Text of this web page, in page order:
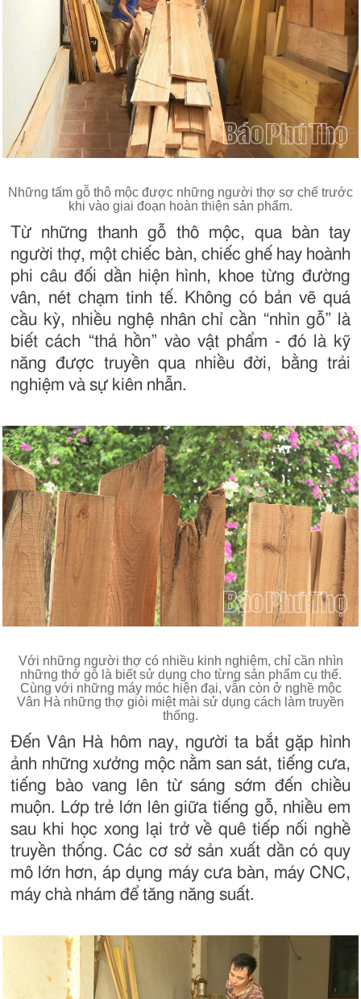
Những tấm gỗ thô mộc được những người thợ sơ chế trước
khi vào giai đoạn hoàn thiện sản phẩm.
Từ những thanh gỗ thô mộc, qua bàn tay
người thợ, một chiếc bàn, chiếc ghế hay hoành
phi câu đối dần hiện hình, khoe từng đường
vân, nét chạm tinh tế. Không có bản vẽ quá
cầu kỳ, nhiều nghệ nhân chỉ cần “nhìn gỗ” là
biết cách “thả hồn” vào vật phẩm - đó là kỹ
năng được truyền qua nhiều đời, bằng trải
nghiệm và sự kiên nhẫn.
Với những người thợ có nhiều kinh nghiệm, chỉ cần nhìn
những thớ gỗ là biết sử dụng cho từng sản phẩm cụ thể.
Cùng với những máy móc hiện đại, vẫn còn ở nghề mộc
Vân Hà những thợ giỏi miệt mài sử dụng cách làm truyền
thống.
Đến Vân Hà hôm nay, người ta bắt gặp hình
ảnh những xưởng mộc nằm san sát, tiếng cưa,
tiếng bào vang lên từ sáng sớm đến chiều
muộn. Lớp trẻ lớn lên giữa tiếng gỗ, nhiều em
sau khi học xong lại trở về quê tiếp nối nghề
truyền thống. Các cơ sở sản xuất dần có quy
mô lớn hơn, áp dụng máy cưa bàn, máy CNC,
máy chà nhám để tăng năng suất.